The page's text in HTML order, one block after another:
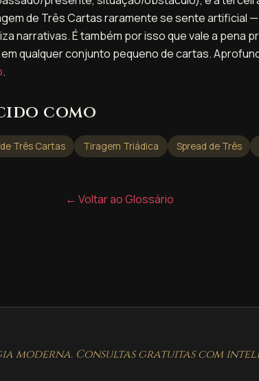
de Três Cartas raramente se sente artificial
narrativas. É também por isso que vale a pena
qualquer conjunto pequeno de cartas.
.
como
Três Cartas Tiragem Triádica Spread de Três
← Voltar ao Glossário
moderna. Consultas gratuitas com